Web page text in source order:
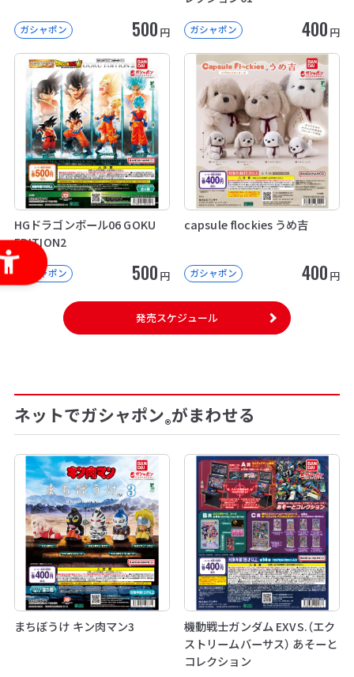
ガシャポン 500 円 ガシャポン 400 円
HGドラゴンボール06 GOKU
EDITION2
ガシャポン 500 円
capsule flockies うめ吉
ガシャポン 400 円
発売スケジュール
ネットでガシャポン®がまわせる
まちぼうけ キン肉マン3
機動戦士ガンダム EXVS.（エク
ストリームバーサス） あそーと
コレクション